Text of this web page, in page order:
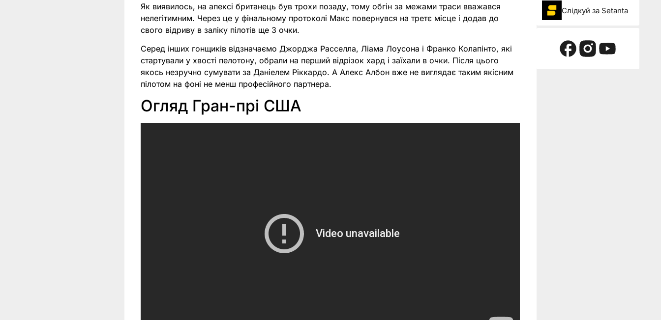
Як виявилось, на апексі британець був трохи позаду, тому обгін за межами траси вважався
нелегітимним. Через це у фінальному протоколі Макс повернувся на третє місце і додав до
свого відриву в заліку пілотів ще 3 очки.
Серед інших гонщиків відзначаємо Джорджа Расселла, Ліама Лоусона і Франко Колапінто, які
стартували у хвості пелотону, обрали на перший відрізок хард і заїхали в очки. Після цього
якось незручно сумувати за Даніелем Ріккардо. А Алекс Албон вже не виглядає таким якісним
пілотом на фоні не менш професійного партнера.
Огляд Гран-прі США
Слідкуй за Setanta